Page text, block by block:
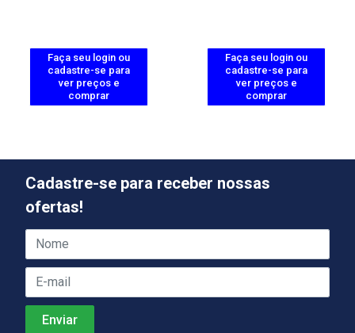
Faça seu login ou
cadastre-se para
ver preços e
comprar
Faça seu login ou
cadastre-se para
ver preços e
comprar
Cadastre-se para receber nossas
ofertas!